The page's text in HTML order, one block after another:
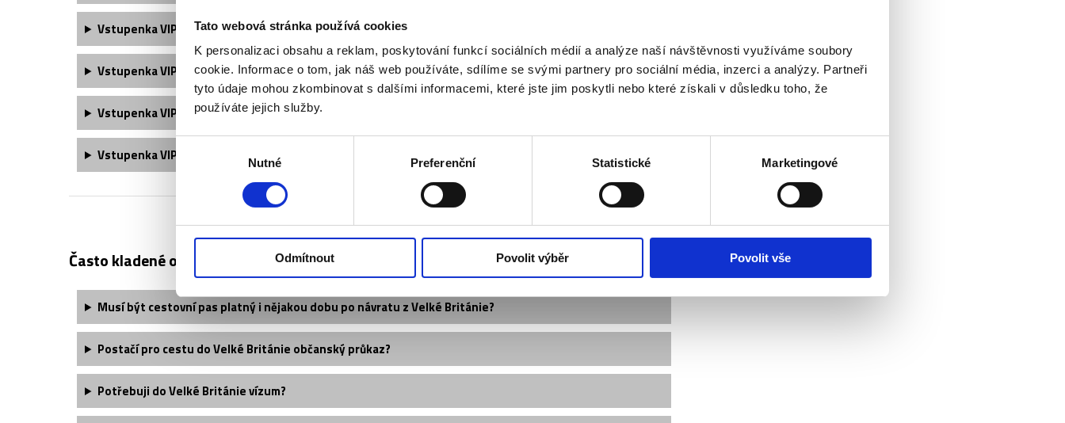
Tato webová stránka používá cookies
K personalizaci obsahu a reklam, poskytování funkcí sociálních médií a analýze naší návštěvnosti využíváme soubory
cookie. Informace o tom, jak náš web používáte, sdílíme se svými partnery pro sociální média, inzerci a analýzy. Partneři
tyto údaje mohou zkombinovat s dalšími informacemi, které jste jim poskytli nebo které získali v důsledku toho, že
používáte jejich služby.
Nutné Preferenční Statistické Marketingové
Odmítnout Povolit výběr Povolit vše
Vstupenka VIP Dugout obsahuje:
Vstupenka VIP Thames Bar obsahuje:
Vstupenka VIP Sky Deck obsahuje:
Vstupenka VIP Originals obsahuje:
Často kladené otázky:
Musí být cestovní pas platný i nějakou dobu po návratu z Velké Británie?
Postačí pro cestu do Velké Británie občanský průkaz?
Potřebuji do Velké Británie vízum?